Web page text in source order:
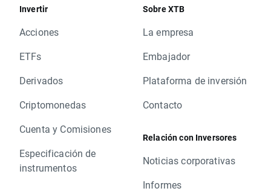
Invertir
Acciones
ETFs
Derivados
Criptomonedas
Cuenta y Comisiones
Especificación de
instrumentos
Sobre XTB
La empresa
Embajador
Plataforma de inversión
Contacto
Relación con Inversores
Noticias corporativas
Informes